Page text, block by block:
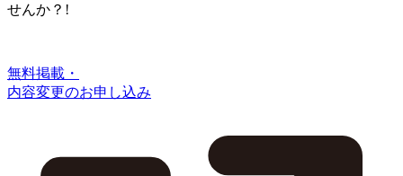
せんか？!
無料掲載・
内容変更のお申し込み